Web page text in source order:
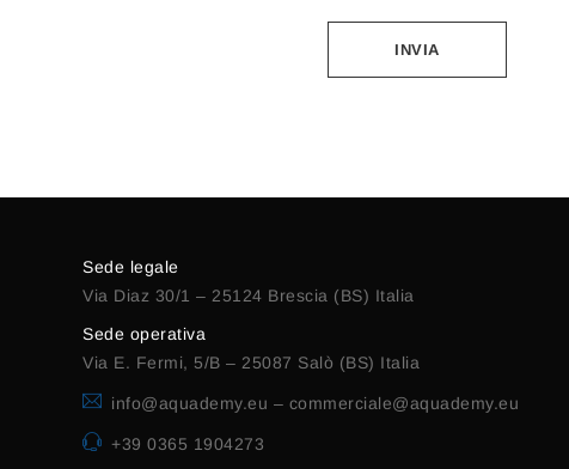
Sede legale
Via Diaz 30/1 – 25124 Brescia (BS) Italia
Sede operativa
Via E. Fermi, 5/B – 25087 Salò (BS) Italia
info@aquademy.eu – commerciale@aquademy.eu
+39 0365 1904273